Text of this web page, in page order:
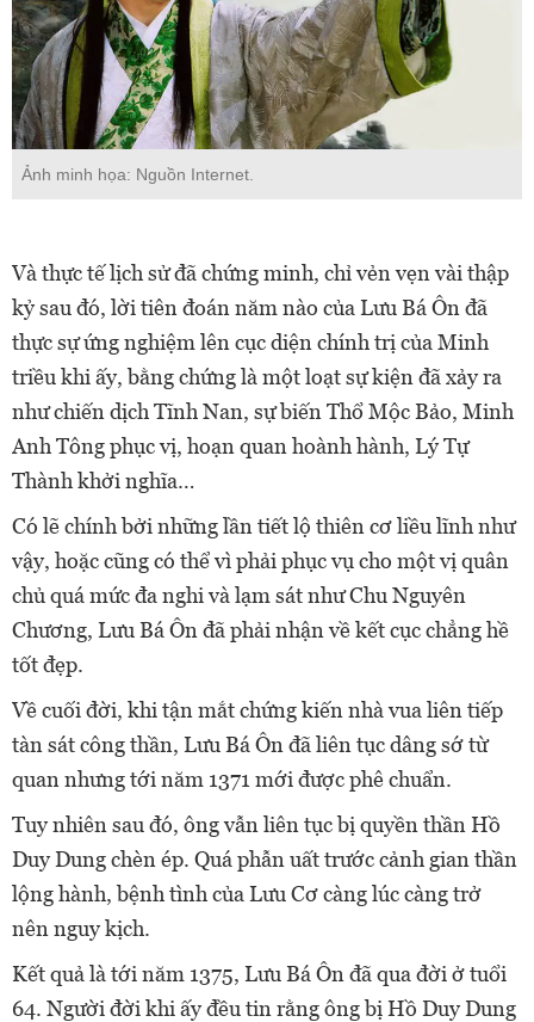
Ảnh minh họa: Nguồn Internet.
Và thực tế lịch sử đã chứng minh, chỉ vẻn vẹn vài thập
kỷ sau đó, lời tiên đoán năm nào của Lưu Bá Ôn đã
thực sự ứng nghiệm lên cục diện chính trị của Minh
triều khi ấy, bằng chứng là một loạt sự kiện đã xảy ra
như chiến dịch Tĩnh Nan, sự biến Thổ Mộc Bảo, Minh
Anh Tông phục vị, hoạn quan hoành hành, Lý Tự
Thành khởi nghĩa…
Có lẽ chính bởi những lần tiết lộ thiên cơ liều lĩnh như
vậy, hoặc cũng có thể vì phải phục vụ cho một vị quân
chủ quá mức đa nghi và lạm sát như Chu Nguyên
Chương, Lưu Bá Ôn đã phải nhận về kết cục chẳng hề
tốt đẹp.
Về cuối đời, khi tận mắt chứng kiến nhà vua liên tiếp
tàn sát công thần, Lưu Bá Ôn đã liên tục dâng sớ từ
quan nhưng tới năm 1371 mới được phê chuẩn.
Tuy nhiên sau đó, ông vẫn liên tục bị quyền thần Hồ
Duy Dung chèn ép. Quá phẫn uất trước cảnh gian thần
lộng hành, bệnh tình của Lưu Cơ càng lúc càng trở
nên nguy kịch.
Kết quả là tới năm 1375, Lưu Bá Ôn đã qua đời ở tuổi
64. Người đời khi ấy đều tin rằng ông bị Hồ Duy Dung